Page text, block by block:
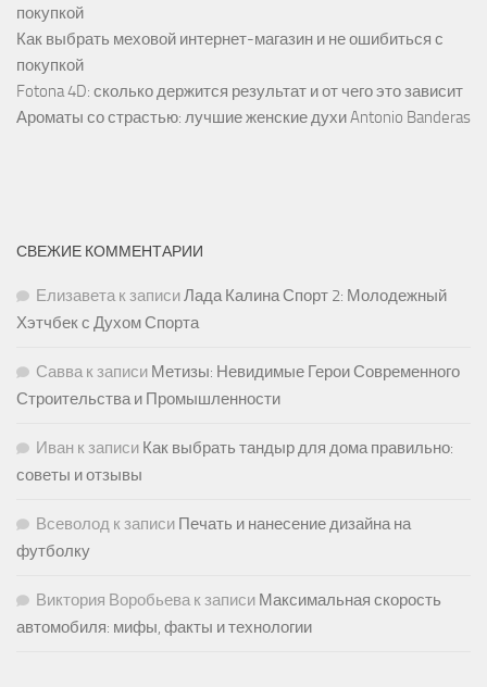
покупкой
Как выбрать меховой интернет-магазин и не ошибиться с
покупкой
Fotona 4D: сколько держится результат и от чего это зависит
Ароматы со страстью: лучшие женские духи Antonio Banderas
СВЕЖИЕ КОММЕНТАРИИ
Елизаветак записиЛада Калина Спорт 2: Молодежный
Хэтчбек с Духом Спорта
Саввак записи Метизы: Невидимые Герои Современного
Строительства и Промышленности
Иван к записи Как выбрать тандыр для дома правильно:
советы и отзывы
Всеволод к записи Печать и нанесение дизайна на
футболку
Виктория Воробьевак записи Максимальная скорость
автомобиля: мифы, факты и технологии